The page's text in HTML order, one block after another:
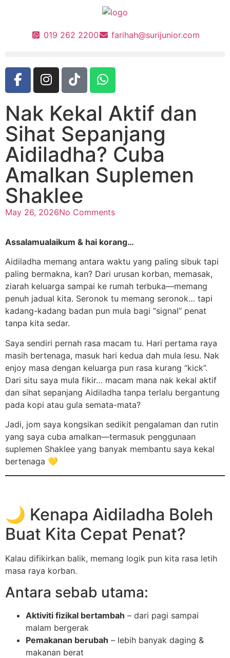
019 262 2200 farihah@surijunior.com
Nak Kekal Aktif dan
Sihat Sepanjang
Aidiladha? Cuba
Amalkan Suplemen
Shaklee
May 26, 2026No Comments
Assalamualaikum & hai korang…
Aidiladha memang antara waktu yang paling sibuk tapi
paling bermakna, kan? Dari urusan korban, memasak,
ziarah keluarga sampai ke rumah terbuka—memang
penuh jadual kita. Seronok tu memang seronok… tapi
kadang-kadang badan pun mula bagi “signal” penat
tanpa kita sedar.
Saya sendiri pernah rasa macam tu. Hari pertama raya
masih bertenaga, masuk hari kedua dah mula lesu. Nak
enjoy masa dengan keluarga pun rasa kurang “kick”.
Dari situ saya mula fikir… macam mana nak kekal aktif
dan sihat sepanjang Aidiladha tanpa terlalu bergantung
pada kopi atau gula semata-mata?
Jadi, jom saya kongsikan sedikit pengalaman dan rutin
yang saya cuba amalkan—termasuk penggunaan
suplemen Shaklee yang banyak membantu saya kekal
bertenaga 💛
🌙 Kenapa Aidiladha Boleh
Buat Kita Cepat Penat?
Kalau difikirkan balik, memang logik pun kita rasa letih
masa raya korban.
Antara sebab utama:
Aktiviti fizikal bertambah – dari pagi sampai
malam bergerak
Pemakanan berubah – lebih banyak daging &
makanan berat